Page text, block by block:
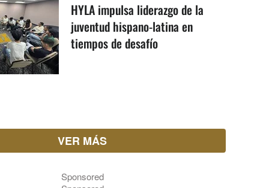
HYLA impulsa liderazgo de la
juventud hispano-latina en
tiempos de desafío
VER MÁS
Sponsored